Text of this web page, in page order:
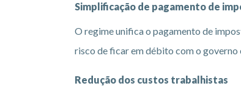
Simplificação de pagamento de
O regime unifica o pagamento de
risco de ficar em débito com o
Redução dos custos trabalhistas